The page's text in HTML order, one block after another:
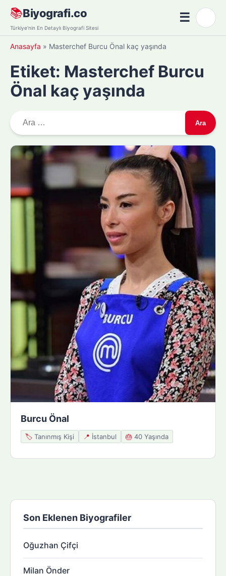
Skip
content
📚Biyografi.co
Türkiye'nin En Detaylı Biyografi Sitesi
☰Menü
Anasayfa » Masterchef Burcu Önal kaç yaşında
Etiket: Masterchef Burcu
Önal kaç yaşında
r
m
Burcu Önal
🏷️ Tanınmış Kişi 📍 İstanbul 🎂 40 Yaşında
Son Eklenen Biyografiler
Oğuzhan Çifçi
Milan Önder